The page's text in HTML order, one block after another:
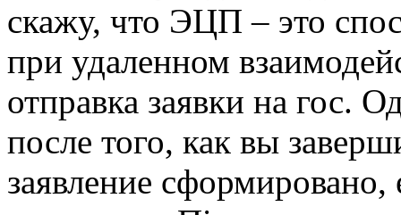
скажу, что ЭЦП – это
при удаленном
отправка заявки на гос.
после того, как вы
заявление сформировано,